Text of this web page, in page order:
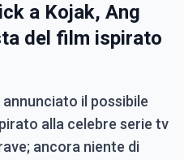
a Kojak, Ang
del film ispirato
il possibile
alla celebre serie tv
ancora niente di